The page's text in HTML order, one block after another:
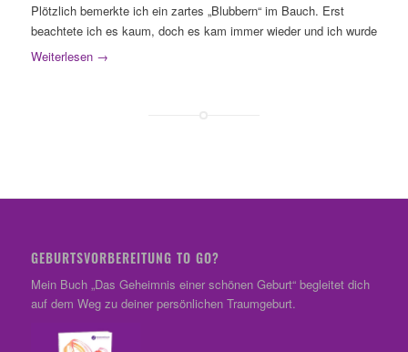
Plötzlich bemerkte ich ein zartes „Blubbern“ im Bauch. Erst
beachtete ich es kaum, doch es kam immer wieder und ich wurde
Weiterlesen→
GEBURTSVORBEREITUNG TO GO?
Mein Buch „Das Geheimnis einer schönen Geburt“ begleitet dich
auf dem Weg zu deiner persönlichen Traumgeburt.